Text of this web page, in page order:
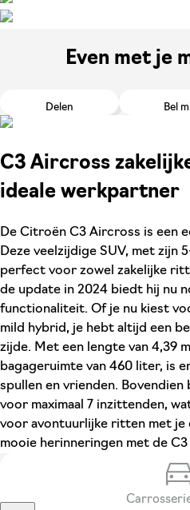
Even met je
Delen Bel
C3 Aircross
ideale werkpartner
De Citroën C3 Aircross is een
Deze veelzijdige SUV, met zijn
perfect voor zowel zakelijke
de update in 2024 biedt hij nu
functionaliteit. Of je nu kiest
mild hybrid, je hebt altijd een
zijde. Met een lengte van 4,39
bagageruimte van 460 liter, is
spullen en vrienden.
voor maximaal 7 inzittenden,
voor avontuurlijke ritten met je
mooie herinneringen met de